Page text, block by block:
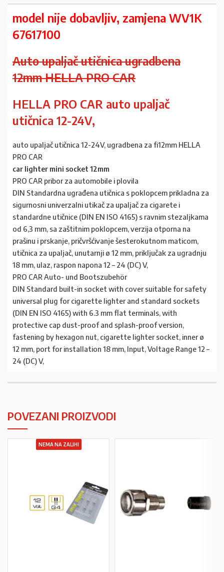
model nije dobavljiv, zamjena WV1K
67617100
Auto upaljač utičnica ugradbena
12mm HELLA PRO CAR
HELLA PRO CAR auto upaljač
utičnica 12-24V,
auto upaljač utičnica 12-24V, ugradbena za fi12mm HELLA
PRO CAR
car lighter mini socket 12mm
PRO CAR pribor za automobile i plovila
DIN Standardna ugrađena utičnica s poklopcem prikladna za
sigurnosni univerzalni utikač za upaljač za cigarete i
standardne utičnice (DIN EN ISO 4165) s ravnim stezaljkama
od 6,3 mm, sa zaštitnim poklopcem, verzija otporna na
prašinu i prskanje, pričvršćivanje šesterokutnom maticom,
utičnica za upaljač, unutarnji ø 12 mm, priključak za ugradnju
18 mm, ulaz, raspon napona 12 – 24 (DC) V,
PRO CAR Auto- und Bootszubehör
DIN Standard built-in socket with cover suitable for safety
universal plug for cigarette lighter and standard sockets
(DIN EN ISO 4165) with 6.3 mm flat terminals, with
protective cap dust-proof and splash-proof version,
fastening by hexagon nut, cigarette lighter socket, inner ø
12 mm, port for installation 18 mm, Input, Voltage Range 12 –
24 (DC) V,
POVEZANI PROIZVODI
NEMA NA ZALIHI